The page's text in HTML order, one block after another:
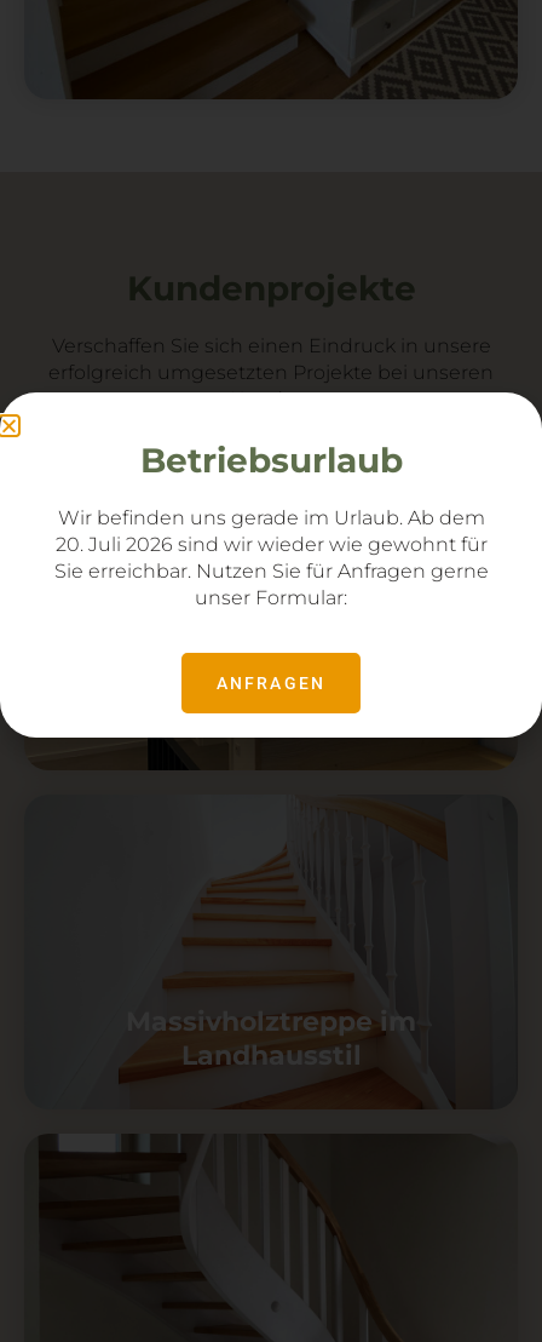
Kundenprojekte
Verschaffen Sie sich einen Eindruck in unsere
erfolgreich umgesetzten Projekte bei unseren
Kunden.
Treppe in Faltwerkoptik mit
Stahlgestell
Massivholztreppe im
Landhausstil
Betriebsurlaub
Wir befinden uns gerade im Urlaub. Ab dem
20. Juli 2026 sind wir wieder wie gewohnt für
Sie erreichbar. Nutzen Sie für Anfragen gerne
unser Formular:
ANFRAGEN